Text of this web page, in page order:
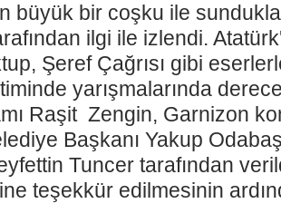
büyük bir coşku ile
ilgi ile izlendi.
Şeref Çağrısı gibi
yarışmalarında
Raşit Zengin, Garnizon
Başkanı Yakup
Tuncer tarafından
teşekkür edilmesinin